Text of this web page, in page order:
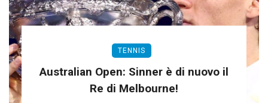
TENNIS
Australian Open: Sinner è di nuovo il
Re di Melbourne!